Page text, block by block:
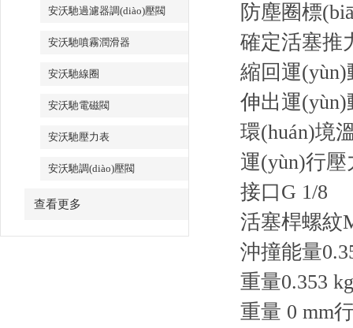
安沃馳過濾器調(diào)壓閥
安沃馳噴霧潤滑器
安沃馳線圈
安沃馳電磁閥
安沃馳壓力表
安沃馳調(diào)壓閥
查看更多
防塵圈標
確定活塞推
縮回運(yùn)
伸出運(yùn)
環(huán)境
運(yùn)行壓
接口G 1/8
活塞桿螺紋
沖撞能量
重量0.353 kg
重量 0 mm